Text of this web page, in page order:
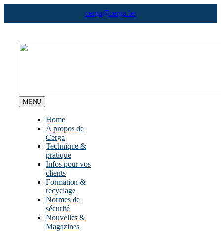
content
cerga@cerga.be
MENU
Home
A propos de
Cerga
Technique &
pratique
Infos pour vos
clients
Formation &
recyclage
Normes de
sécurité
Nouvelles &
Magazines